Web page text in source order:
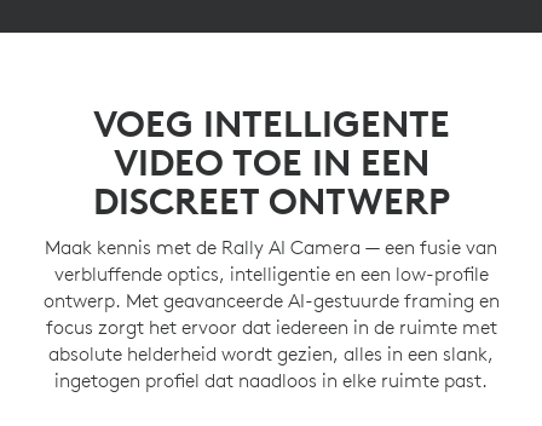
VOEG INTELLIGENTE
VIDEO TOE IN EEN
DISCREET ONTWERP
Maak kennis met de Rally AI Camera — een fusie van
verbluffende optics, intelligentie en een low-profile
ontwerp. Met geavanceerde AI-gestuurde framing en
focus zorgt het ervoor dat iedereen in de ruimte met
absolute helderheid wordt gezien, alles in een slank,
ingetogen profiel dat naadloos in elke ruimte past.